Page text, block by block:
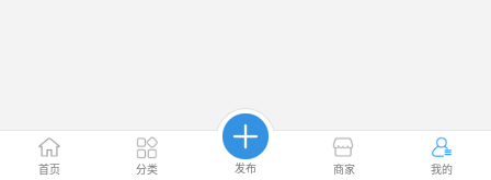
首页 分类 发布 商家 我的